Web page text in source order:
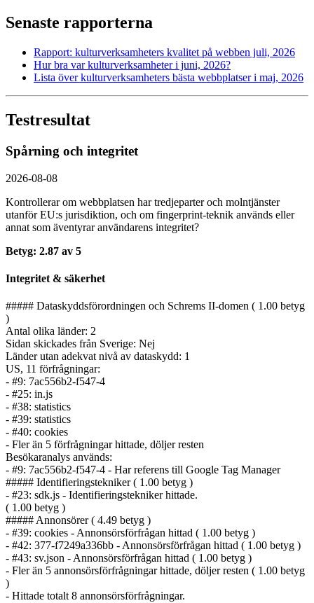
Senaste rapporterna
Rapport: kultur­verksamheters kvalitet på webben juli, 2026
Hur bra var kultur­verksamheter i juni, 2026?
Lista över kultur­verksamheters bästa webbplatser i maj, 2026
Testresultat
Spårning och integritet
2026-08-08
Kontrollerar om webbplatsen har tredjeparter och molntjänster
utanför EU:s jurisdiktion, och om fingerprint-teknik används eller
annat som äventyrar användarens integritet?
Betyg: 2.87 av 5
Integritet & säkerhet
##### Dataskyddsförordningen och Schrems II-domen ( 1.00 betyg
)
Antal olika länder: 2
Sidan skickades från Sverige: Nej
Länder utan adekvat nivå av dataskydd: 1
US, 11 förfrågningar:
- #9: 7ac556b2-f547-4
- #25: in.js
- #38: statistics
- #39: statistics
- #40: cookies
- Fler än 5 förfrågningar hittade, döljer resten
Besökaranalys används:
- #9: 7ac556b2-f547-4 - Har referens till Google Tag Manager
##### Identifierings­tekniker ( 1.00 betyg )
- #23: sdk.js - Identifierings­tekniker hittade.
( 1.00 betyg )
##### Annonsörer ( 4.49 betyg )
- #39: cookies - Annonsörs­förfrågan hittad ( 1.00 betyg )
- #42: 377-f7249a336bb - Annonsörs­förfrågan hittad ( 1.00 betyg )
- #43: sv.json - Annonsörs­förfrågan hittad ( 1.00 betyg )
- Fler än 5 annonsörs­förfrågningar hittade, döljer resten ( 1.00 betyg
)
- Hittade totalt 8 annonsörs­förfrågningar.